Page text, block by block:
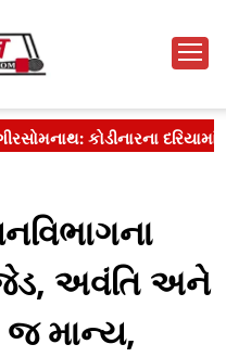
જેડ, અવંતિ અને
માન્ય,